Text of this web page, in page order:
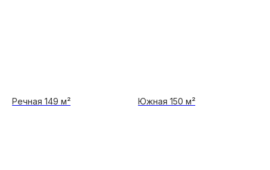
Речная 149 м² Южная 150 м²